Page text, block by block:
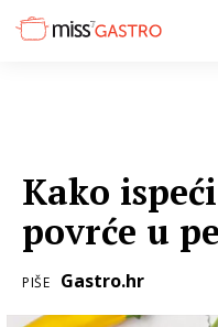
Kako
povrće u
PIŠE Gastro.hr